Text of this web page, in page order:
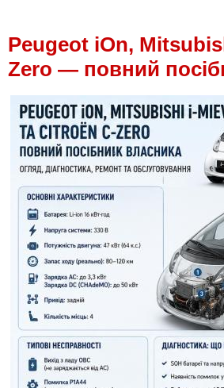
Peugeot iOn,
Zero — повний